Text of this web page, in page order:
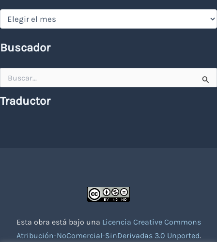
Hemeroteca
Buscador
por:
Traductor
Esta obra está bajo una Licencia Creative Commons
Atribución-NoComercial-SinDerivadas 3.0 Unported.